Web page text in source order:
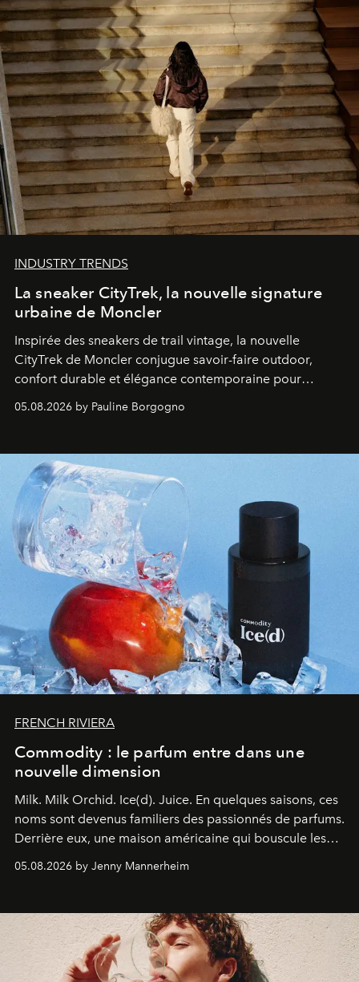
INDUSTRY TRENDS
La sneaker CityTrek, la nouvelle signature
urbaine de Moncler
Inspirée des sneakers de trail vintage, la nouvelle
CityTrek de Moncler conjugue savoir-faire outdoor,
confort durable et élégance contemporaine pour
05.08.2026 by Pauline Borgogno
FRENCH RIVIERA
Commodity : le parfum entre dans une
nouvelle dimension
Milk. Milk Orchid. Ice(d). Juice. En quelques saisons, ces
noms sont devenus familiers des passionnés de parfums.
Derrière eux, une maison américaine qui bouscule les
une approche aussi intuitive que personnelle :
05.08.2026 by Jenny Mannerheim